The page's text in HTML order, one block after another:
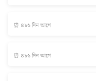
⏰ ৪৮১ দিন আগে
⏰ ৪৮১ দিন আগে